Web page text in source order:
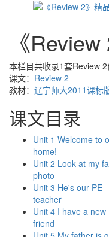
《
本栏目共收录1套Review
课文： Review 2
教材： 辽宁师大2011课标
课文目录
Unit 1 Welcome to
home!
Unit 2 Look at my
photo
Unit 3 He's our PE
teacher
Unit 4 I have a new
friend